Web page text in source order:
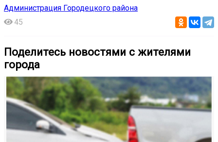
Администрация Городецкого района
45
Поделитесь новостями с жителями
города